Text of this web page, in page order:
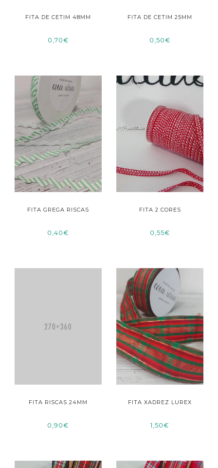
FITA DE CETIM 48MM
0,70€
FITA DE CETIM 25MM
0,50€
FITA GREGA RISCAS
0,40€
FITA 2 CORES
0,55€
FITA RISCAS 24MM
0,90€
FITA XADREZ LUREX
1,50€